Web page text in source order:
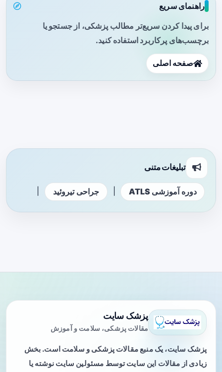
راهنمای سریع
برای پیدا کردن سریع‌تر مطالب پزشکی، از جستجو یا
برچسب‌های پرکاربرد استفاده کنید.
صفحه اصلی
تبلیغات متنی
دوره آموزشی ATLS جراحی تیروئید
پزشک سایت
مقالات پزشکی، سلامت و آموزش
پزشک سایت، یک منبع مقالات پزشکی و سلامت است. بخش
زیادی از مقالات این سایت توسط مسئولین سایت نوشته یا